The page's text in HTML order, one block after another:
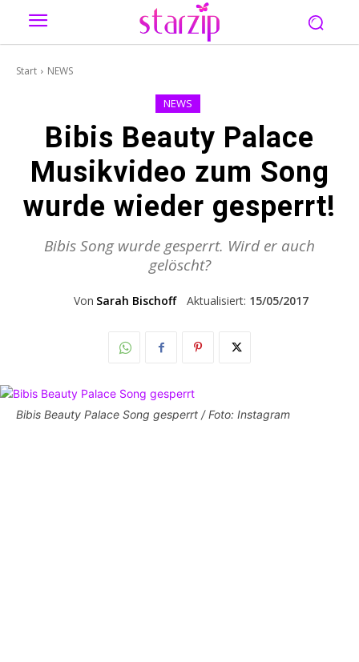
Start NEWS
NEWS
Bibis Beauty Palace
Musikvideo zum Song
wurde wieder gesperrt!
Bibis Song wurde gesperrt. Wird er auch
gelöscht?
Von Sarah Bischoff Aktualisiert: 15/05/2017
Bibis Beauty Palace Song gesperrt / Foto: Instagram